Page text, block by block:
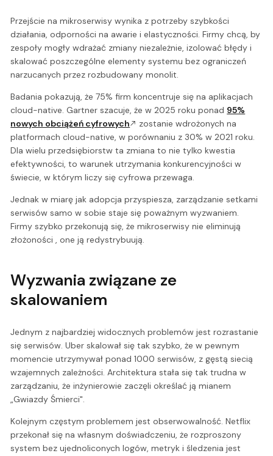
Przejście na mikroserwisy wynika z potrzeby szybkości
działania, odporności na awarie i elastyczności. Firmy chcą, by
zespoły mogły wdrażać zmiany niezależnie, izolować błędy i
skalować poszczególne elementy systemu bez ograniczeń
narzucanych przez rozbudowany monolit.
Badania pokazują, że 75% firm koncentruje się na aplikacjach
cloud-native. Gartner szacuje, że w 2025 roku ponad 95%
nowych obciążeń cyfrowych
zostanie wdrożonych na
platformach cloud-native, w porównaniu z 30% w 2021 roku.
Dla wielu przedsiębiorstw ta zmiana to nie tylko kwestia
efektywności, to warunek utrzymania konkurencyjności w
świecie, w którym liczy się cyfrowa przewaga.
Jednak w miarę jak adopcja przyspiesza, zarządzanie setkami
serwisów samo w sobie staje się poważnym wyzwaniem.
Firmy szybko przekonują się, że mikroserwisy nie eliminują
złożoności , one ją redystrybuują.
Wyzwania związane ze
skalowaniem
Jednym z najbardziej widocznych problemów jest rozrastanie
się serwisów. Uber skalował się tak szybko, że w pewnym
momencie utrzymywał ponad 1000 serwisów, z gęstą siecią
wzajemnych zależności. Architektura stała się tak trudna w
zarządzaniu, że inżynierowie zaczęli określać ją mianem
„Gwiazdy Śmierci".
Kolejnym częstym problemem jest obserwowalność. Netflix
przekonał się na własnym doświadczeniu, że rozproszony
system bez ujednoliconych logów, metryk i śledzenia jest